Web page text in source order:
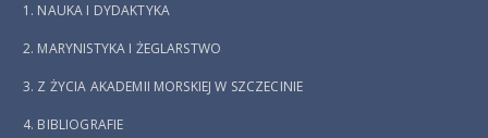
1. NAUKA I DYDAKTYKA
2. MARYNISTYKA I ŻEGLARSTWO
3. Z ŻYCIA AKADEMII MORSKIEJ W SZCZECINIE
4. BIBLIOGRAFIE